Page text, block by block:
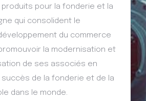
pour la fonderie et la
qui consolident le
du commerce
la modernisation et
de ses associés en
de la fonderie et de la
dans le monde.